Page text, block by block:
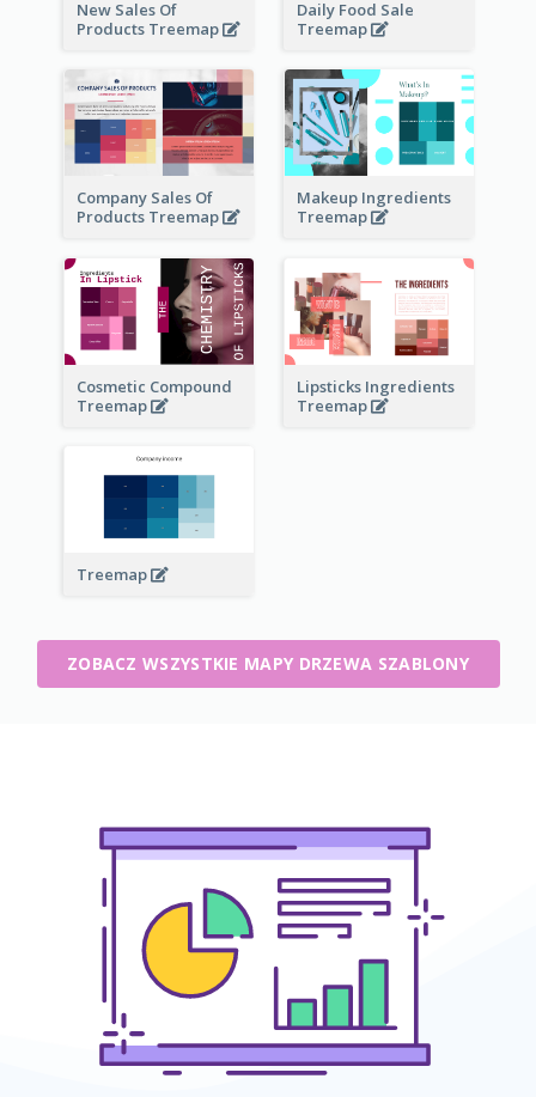
New Sales Of
Products Treemap
Daily Food Sale
Treemap
Company Sales Of
Products Treemap
Makeup Ingredients
Treemap
Cosmetic Compound
Treemap
Lipsticks Ingredients
Treemap
Treemap
ZOBACZ WSZYSTKIE MAPY DRZEWA SZABLONY